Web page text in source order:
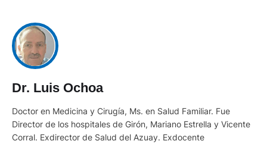
Dr. Luis Ochoa
Doctor en Medicina y Cirugía, Ms. en Salud Familiar. Fue
Director de los hospitales de Girón, Mariano Estrella y Vicente
Corral. Exdirector de Salud del Azuay. Exdocente